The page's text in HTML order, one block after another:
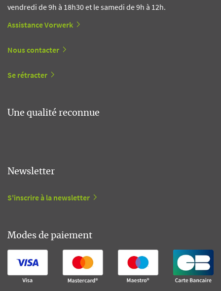
vendredi de 9h à 18h30 et le samedi de 9h à 12h.
Assistance Vorwerk
Nous contacter
Se rétracter
Une qualité reconnue
Newsletter
S'inscrire à la newsletter
Modes de paiement